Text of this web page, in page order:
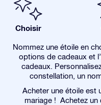
Choisir
Nommez une étoile en
options de cadeaux et
cadeaux.
constellation, un
Acheter une étoile est
mariage ! Achetez un